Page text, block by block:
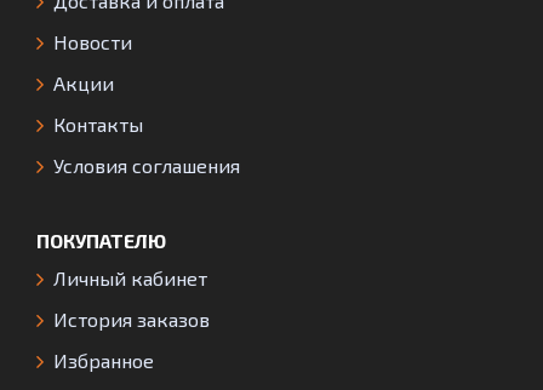
Новости
Акции
Контакты
Условия соглашения
ПОКУПАТЕЛЮ
Личный кабинет
История заказов
Избранное